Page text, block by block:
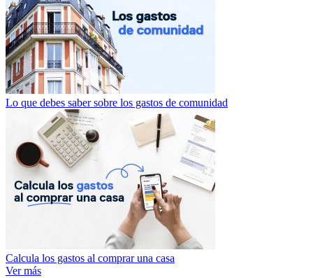
Lo que debes saber sobre los gastos de comunidad
Calcula los gastos al comprar una casa
Ver más